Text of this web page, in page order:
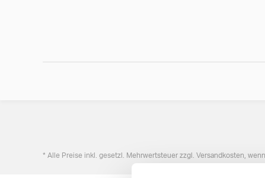
* Alle Preise inkl. gesetzl. Mehrwertsteuer zzgl. Versandkosten,